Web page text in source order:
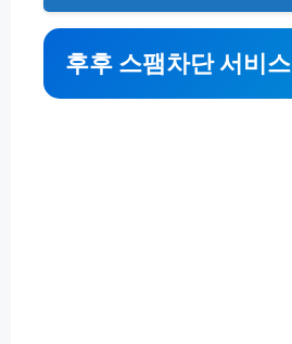
후후 스팸차단 서비